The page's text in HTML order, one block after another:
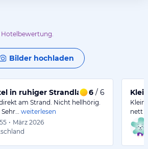
Bilder hochladen
in ruhiger Strandlage6 / 6
am Strand. Nicht hellhörig.
weiterlesen
• März 2026
nett